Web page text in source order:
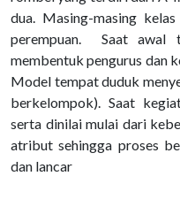
dua. Masing-masing
perempuan. Saat awal
membentuk pengurus dan
Model tempat duduk
berkelompok). Saat
serta dinilai mulai dari
atribut sehingga proses
dan lancar